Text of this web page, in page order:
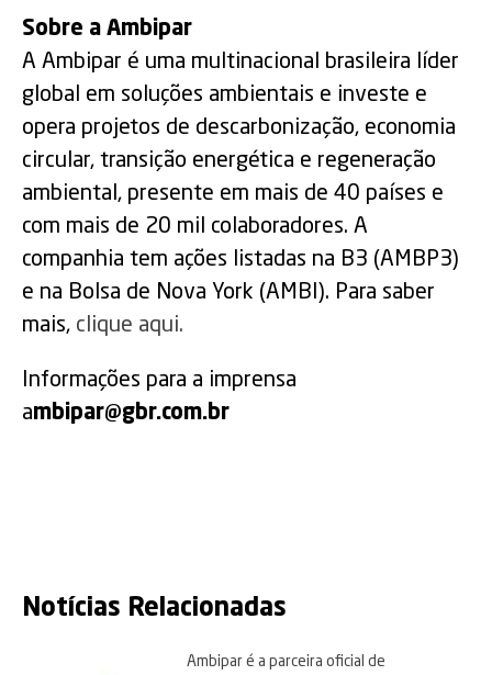
Sobre a Ambipar
A Ambipar é uma multinacional brasileira líder
global em soluções ambientais e investe e
opera projetos de descarbonização, economia
circular, transição energética e regeneração
ambiental, presente em mais de 40 países e
com mais de 20 mil colaboradores. A
companhia tem ações listadas na B3 (AMBP3)
e na Bolsa de Nova York (AMBI). Para saber
mais, clique aqui.
Informações para a imprensa
ambipar@gbr.com.br
Notícias Relacionadas
Ambipar é a parceira oficial de